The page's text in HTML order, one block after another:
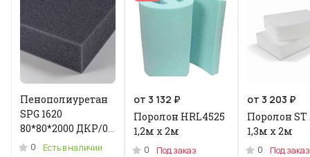
Пенополиуретан
SPG 1620
80*80*2000 ДКР/0.2
кг .N-3955U
0 Есть в наличии
от 3 132 ₽
Поролон HRL4525
1,2м x 2м
0 Под заказ
от 3 203 ₽
Поролон ST
1,3м х 2м
0 Под заказ